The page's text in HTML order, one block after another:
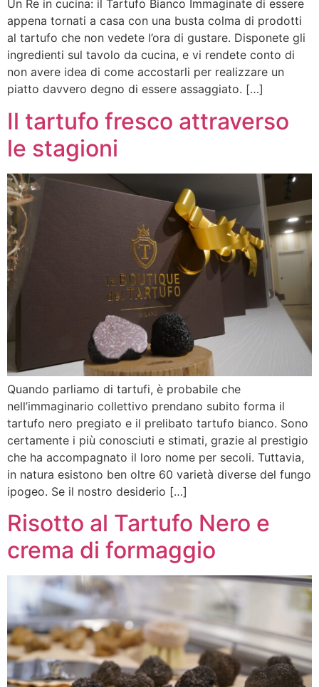
Un Re in cucina: il Tartufo Bianco Immaginate di essere
appena tornati a casa con una busta colma di prodotti
al tartufo che non vedete l’ora di gustare. Disponete gli
ingredienti sul tavolo da cucina, e vi rendete conto di
non avere idea di come accostarli per realizzare un
piatto davvero degno di essere assaggiato. […]
Il tartufo fresco attraverso
le stagioni
Quando parliamo di tartufi, è probabile che
nell’immaginario collettivo prendano subito forma il
tartufo nero pregiato e il prelibato tartufo bianco. Sono
certamente i più conosciuti e stimati, grazie al prestigio
che ha accompagnato il loro nome per secoli. Tuttavia,
in natura esistono ben oltre 60 varietà diverse del fungo
ipogeo. Se il nostro desiderio […]
Risotto al Tartufo Nero e
crema di formaggio